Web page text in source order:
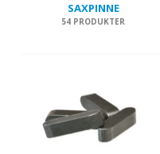
SAXPINNE
54 PRODUKTER